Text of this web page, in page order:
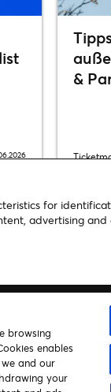
&
in Berlin
Autor*innen
for
advertising
browsing
enables
and our
your